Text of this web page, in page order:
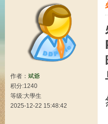
作者： 斌爺
积分:1240
等级:大學生
2025-12-22 15:48:42